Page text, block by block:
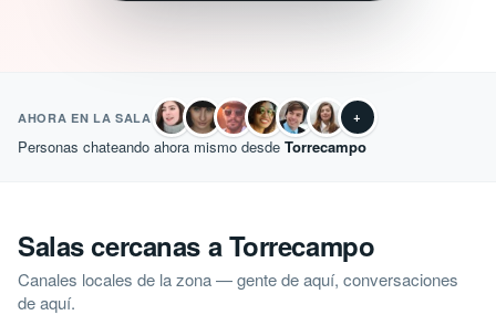
AHORA EN LA SALA +
Personas chateando ahora mismo desde Torrecampo
Salas cercanas a Torrecampo
Canales locales de la zona — gente de aquí, conversaciones
de aquí.